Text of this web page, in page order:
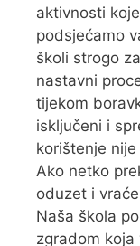
aktivnosti
podsjećamo
školi strogo
nastavni
tijekom
isključeni i
korištenje
Ako netko
oduzet i
Naša škola
zgradom